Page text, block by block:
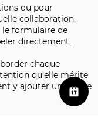
ou pour
collaboration,
formulaire de
directement.
chaque
qu’elle mérite
y ajouter une réelle